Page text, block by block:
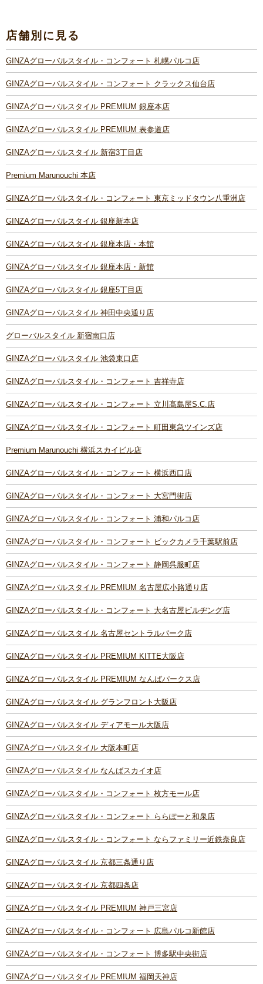
店舗別に見る
GINZAグローバルスタイル・コンフォート 札幌パルコ店
GINZAグローバルスタイル・コンフォート クラックス仙台店
GINZAグローバルスタイル PREMIUM 銀座本店
GINZAグローバルスタイル PREMIUM 表参道店
GINZAグローバルスタイル 新宿3丁目店
Premium Marunouchi 本店
GINZAグローバルスタイル・コンフォート 東京ミッドタウン八重洲店
GINZAグローバルスタイル 銀座新本店
GINZAグローバルスタイル 銀座本店・本館
GINZAグローバルスタイル 銀座本店・新館
GINZAグローバルスタイル 銀座5丁目店
GINZAグローバルスタイル 神田中央通り店
グローバルスタイル 新宿南口店
GINZAグローバルスタイル 池袋東口店
GINZAグローバルスタイル・コンフォート 吉祥寺店
GINZAグローバルスタイル・コンフォート 立川髙島屋S.C.店
GINZAグローバルスタイル・コンフォート 町田東急ツインズ店
Premium Marunouchi 横浜スカイビル店
GINZAグローバルスタイル・コンフォート 横浜西口店
GINZAグローバルスタイル・コンフォート 大宮門街店
GINZAグローバルスタイル・コンフォート 浦和パルコ店
GINZAグローバルスタイル・コンフォート ビックカメラ千葉駅前店
GINZAグローバルスタイル・コンフォート 静岡呉服町店
GINZAグローバルスタイル PREMIUM 名古屋広小路通り店
GINZAグローバルスタイル・コンフォート 大名古屋ビルヂング店
GINZAグローバルスタイル 名古屋セントラルパーク店
GINZAグローバルスタイル PREMIUM KITTE大阪店
GINZAグローバルスタイル PREMIUM なんばパークス店
GINZAグローバルスタイル グランフロント大阪店
GINZAグローバルスタイル ディアモール大阪店
GINZAグローバルスタイル 大阪本町店
GINZAグローバルスタイル なんばスカイオ店
GINZAグローバルスタイル・コンフォート 枚方モール店
GINZAグローバルスタイル・コンフォート ららぽーと和泉店
GINZAグローバルスタイル・コンフォート ならファミリー近鉄奈良店
GINZAグローバルスタイル 京都三条通り店
GINZAグローバルスタイル 京都四条店
GINZAグローバルスタイル PREMIUM 神戸三宮店
GINZAグローバルスタイル・コンフォート 広島パルコ新館店
GINZAグローバルスタイル・コンフォート 博多駅中央街店
GINZAグローバルスタイル PREMIUM 福岡天神店